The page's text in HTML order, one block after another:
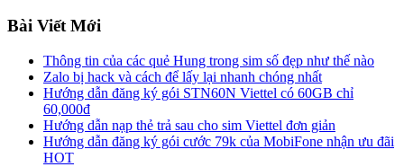
Bài Viết Mới
Thông tin của các quẻ Hung trong sim số đẹp như thế nào
Zalo bị hack và cách để lấy lại nhanh chóng nhất
Hướng dẫn đăng ký gói STN60N Viettel có 60GB chỉ
60,000đ
Hướng dẫn nạp thẻ trả sau cho sim Viettel đơn giản
Hướng dẫn đăng ký gói cước 79k của MobiFone nhận ưu đãi
HOT